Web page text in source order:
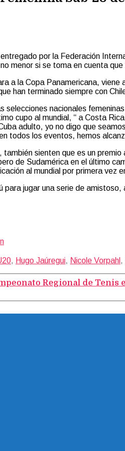
por la Federación
menor si se toma en cuenta
a la Copa Panamericana,
han terminado siempre con
selecciones nacionales
cupo al mundial, “ a Costa
adulto, yo no digo que
todos los eventos, hemos
también sienten que es un
de Sudamérica en el último
al mundial por primera vez
para jugar una serie de
, Hugo Jaúregui, Nicole Vorpahl ,
Regional de Tenis